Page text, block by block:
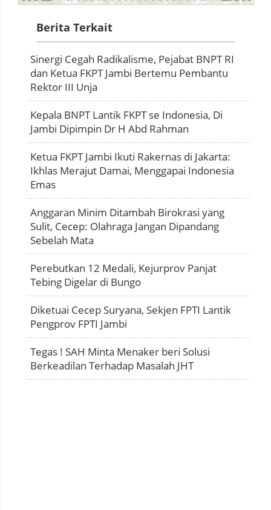
Berita Terkait
Sinergi Cegah Radikalisme, Pejabat BNPT RI
dan Ketua FKPT Jambi Bertemu Pembantu
Rektor III Unja
Kepala BNPT Lantik FKPT se Indonesia, Di
Jambi Dipimpin Dr H Abd Rahman
Ketua FKPT Jambi Ikuti Rakernas di Jakarta:
Ikhlas Merajut Damai, Menggapai Indonesia
Emas
Anggaran Minim Ditambah Birokrasi yang
Sulit, Cecep: Olahraga Jangan Dipandang
Sebelah Mata
Perebutkan 12 Medali, Kejurprov Panjat
Tebing Digelar di Bungo
Diketuai Cecep Suryana, Sekjen FPTI Lantik
Pengprov FPTI Jambi
Tegas ! SAH Minta Menaker beri Solusi
Berkeadilan Terhadap Masalah JHT